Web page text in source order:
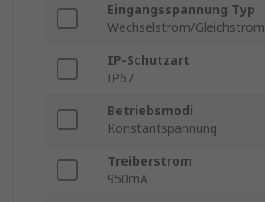
Eingangsspannung Typ
Wechselstrom/Gleichstrom
IP-Schutzart
IP67
Betriebsmodi
Konstantspannung
Treiberstrom
950mA